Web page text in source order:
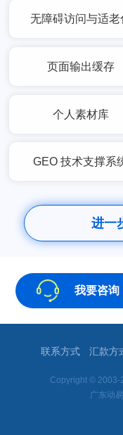
无障碍访问与适老
页面输出缓存
个人素材库
GEO 技术支撑系
进一
我要咨询
联系方式 汇款方
Copyright © 2003-
广东动